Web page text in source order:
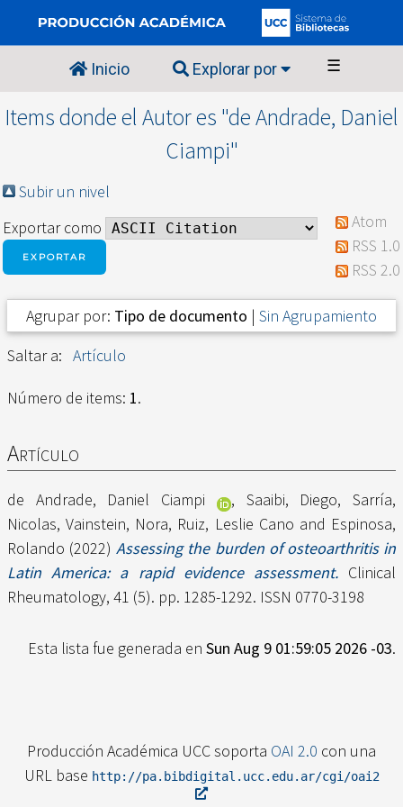
Inicio Explorar por ☰
Items donde el Autor es "de Andrade, Daniel
Ciampi"
Subir un nivel
Exportar como
Atom
RSS 1.0
RSS 2.0
Agrupar por: Tipo de documento | Sin Agrupamiento
Saltar a: Artículo
Número de items: 1.
Artículo
de Andrade, Daniel Ciampi , Saaibi, Diego,Sarría,
Nicolas,Vainstein, Nora, Ruiz, Leslie Cano and Espinosa,
Rolando (2022)Assessing the burden of osteoarthritis in
Latin America: a rapid evidence assessment.Clinical
Rheumatology, 41 (5). pp. 1285-1292. ISSN 0770-3198
Esta lista fue generada en Sun Aug 9 01:59:05 2026 -03.
Producción Académica UCC soporta OAI 2.0 con una
URL base http://pa.bibdigital.ucc.edu.ar/cgi/oai2